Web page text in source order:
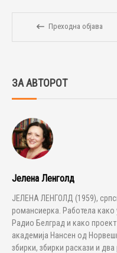
Преходна објава
ЗА АВТОРОТ
Јелена Ленголд
ЈЕЛЕНА ЛЕНГОЛД (1959),
романсиерка. Работела како
Радио Белград и како
академија Нансен од
збирки, збирки раскази и